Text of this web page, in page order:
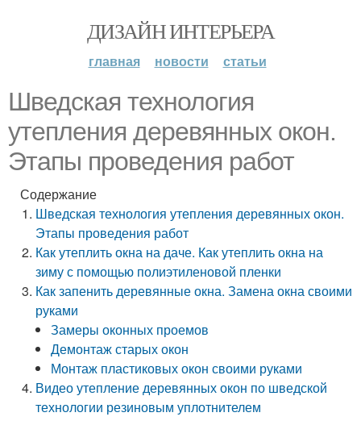
ДИЗАЙН ИНТЕРЬЕРА
главная новости статьи
Шведская технология
утепления деревянных окон.
Этапы проведения работ
Содержание
Шведская технология утепления деревянных окон.
Этапы проведения работ
Как утеплить окна на даче. Как утеплить окна на
зиму с помощью полиэтиленовой пленки
Как запенить деревянные окна. Замена окна своими
руками
Замеры оконных проемов
Демонтаж старых окон
Монтаж пластиковых окон своими руками
Видео утепление деревянных окон по шведской
технологии резиновым уплотнителем